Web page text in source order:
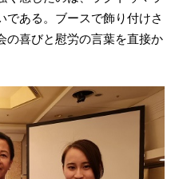
である。ブースで飾り付けさ
の喜びと慰労の言葉を直接か